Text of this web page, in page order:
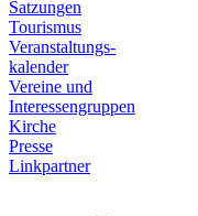
Satzungen
Tourismus
Veranstaltungs-
kalender
Vereine und
Interessen­gruppen
Kirche
Presse
Linkpartner